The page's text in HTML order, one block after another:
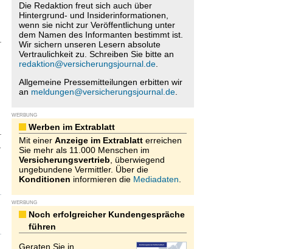
Die Redaktion freut sich auch über
Hintergrund- und Insiderinformationen,
wenn sie nicht zur Veröffentlichung unter
dem Namen des Informanten bestimmt ist.
Wir sichern unseren Lesern absolute
Vertraulichkeit zu. Schreiben Sie bitte an
redaktion@versicherungsjournal.de.
Allgemeine Pressemitteilungen erbitten wir
an meldungen@versicherungsjournal.de.
WERBUNG
Werben im Extrablatt
Mit einer Anzeige im Extrablatterreichen
Sie mehr als 11.000 Menschen im
Versicherungsvertrieb , überwiegend
ungebundene Vermittler. Über die
Konditionen informieren die Mediadaten
WERBUNG
Noch erfolgreicher Kundengespräche
führen
Geraten Sie in